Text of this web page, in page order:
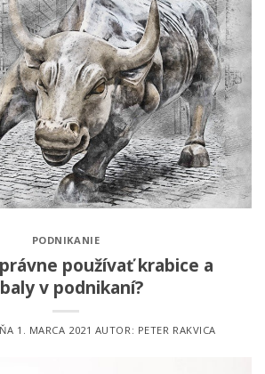
PODNIKANIE
používať krabice a
v podnikaní?
1. MARCA 2021 AUTOR: PETER RAKVICA